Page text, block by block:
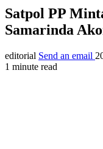
Satpol PP
Samarinda
editorial Send an email
1 minute read